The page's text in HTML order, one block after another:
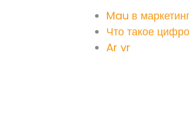
Mau в
Что такое
Ar vr